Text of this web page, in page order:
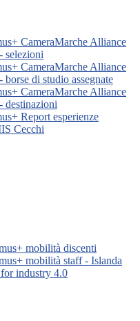
CameraMarche Alliance
selezioni
CameraMarche Alliance
borse di studio assegnate
CameraMarche Alliance
destinazioni
Report esperienze
Cecchi
mobilità discenti
mobilità staff - Islanda
industry 4.0